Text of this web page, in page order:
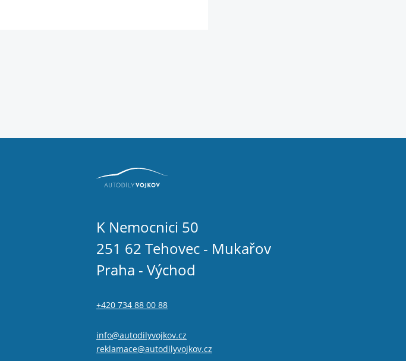
K Nemocnici 50
251 62 Tehovec - Mukařov
Praha - Východ
+420 734 88 00 88
info@autodilyvojkov.cz
reklamace@autodilyvojkov.cz